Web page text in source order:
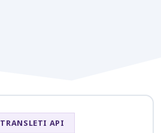
TRANSLETI API